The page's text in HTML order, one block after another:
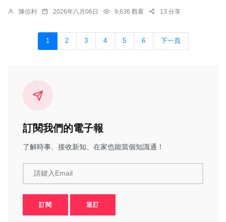
陳信利 2026年八月06日 9,636 觀看 13 分享
1 2 3 4 5 6 下一頁
訂閱我們的電子報
了解時事、接收新知、在家也能當個知識通！
請鍵入Email
訂閱 退訂